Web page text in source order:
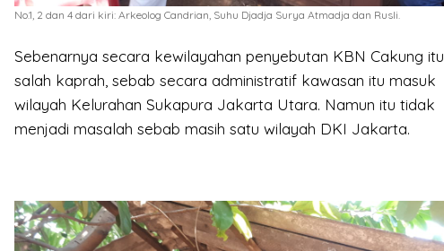
No.1, 2 dan 4 dari kiri: Arkeolog Candrian, Suhu Djadja Surya Atmadja dan Rusli.
Sebenarnya secara kewilayahan penyebutan KBN Cakung itu
salah kaprah, sebab secara administratif kawasan itu masuk
wilayah Kelurahan Sukapura Jakarta Utara. Namun itu tidak
menjadi masalah sebab masih satu wilayah DKI Jakarta.